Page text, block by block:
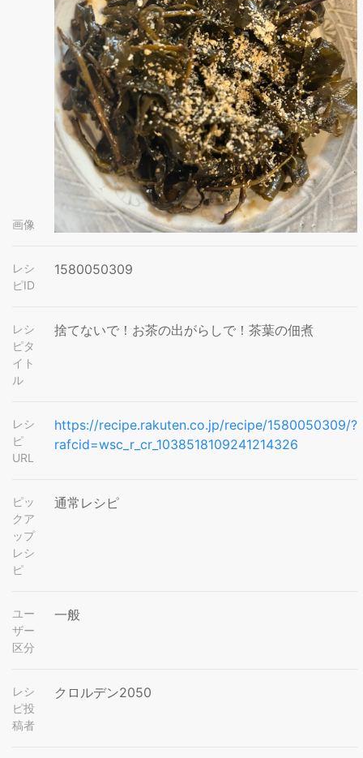
画像
レシ
ピID
1580050309
レシ
ピタ
イト
ル
捨てないで！お茶の出がらしで！茶葉の佃煮
レシ
ピ
URL
https://recipe.rakuten.co.jp/recipe/1580050309/?
rafcid=wsc_r_cr_1038518109241214326
ピッ
クア
ップ
レシ
ピ
通常レシピ
ユー
ザー
区分
一般
レシ
ピ投
稿者
クロルデン2050